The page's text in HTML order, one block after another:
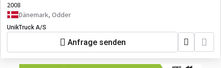
2008
Dänemark, Odder
UnikTruck A/S
Anfrage senden